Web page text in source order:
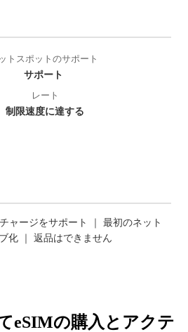
トスポットのサポート
サポート
レート
制限速度に達する
ャージをサポート ｜ 最初のネット
化 ｜ 返品はできません
eSIMの購入とアクテ